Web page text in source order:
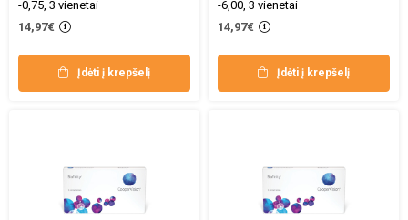
-0,75, 3 vienetai
14,97€
Įdėti į krepšelį
-6,00, 3 vienetai
14,97€
Įdėti į krepšelį